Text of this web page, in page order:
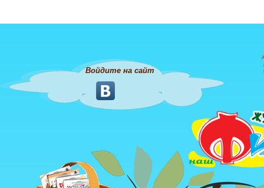
Войдите на сайт